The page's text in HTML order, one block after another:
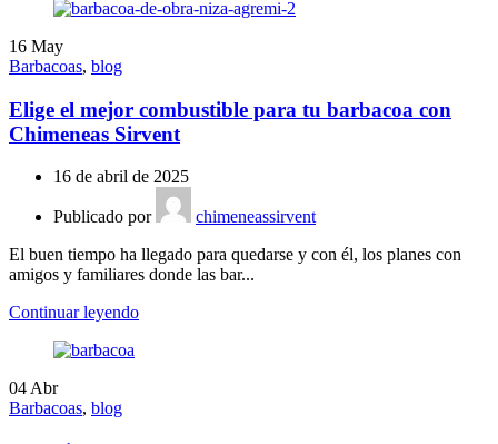
16 May
Barbacoas, blog
Elige el mejor combustible para tu barbacoa con
Chimeneas Sirvent
16 de abril de 2025
Publicado por
chimeneassirvent
El buen tiempo ha llegado para quedarse y con él, los planes con
amigos y familiares donde las bar...
Continuar leyendo
04 Abr
Barbacoas, blog